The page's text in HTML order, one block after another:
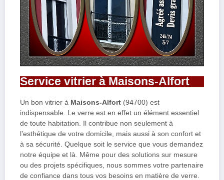
Service vitrier à Maisons-Alfort
Un bon vitrier à Maisons-Alfort (94700) est
indispensable. Le verre est en effet un élément essentiel
de toute habitation. Il contribue non seulement à
l’esthétique de votre domicile, mais aussi à son confort et
à sa sécurité. Quelque soit le service que vous demandez
notre équipe et là. Même pour des solutions sur mesure
ou des projets spécifiques, nous sommes votre partenaire
de confiance dans tous vos besoins en matière de verre.